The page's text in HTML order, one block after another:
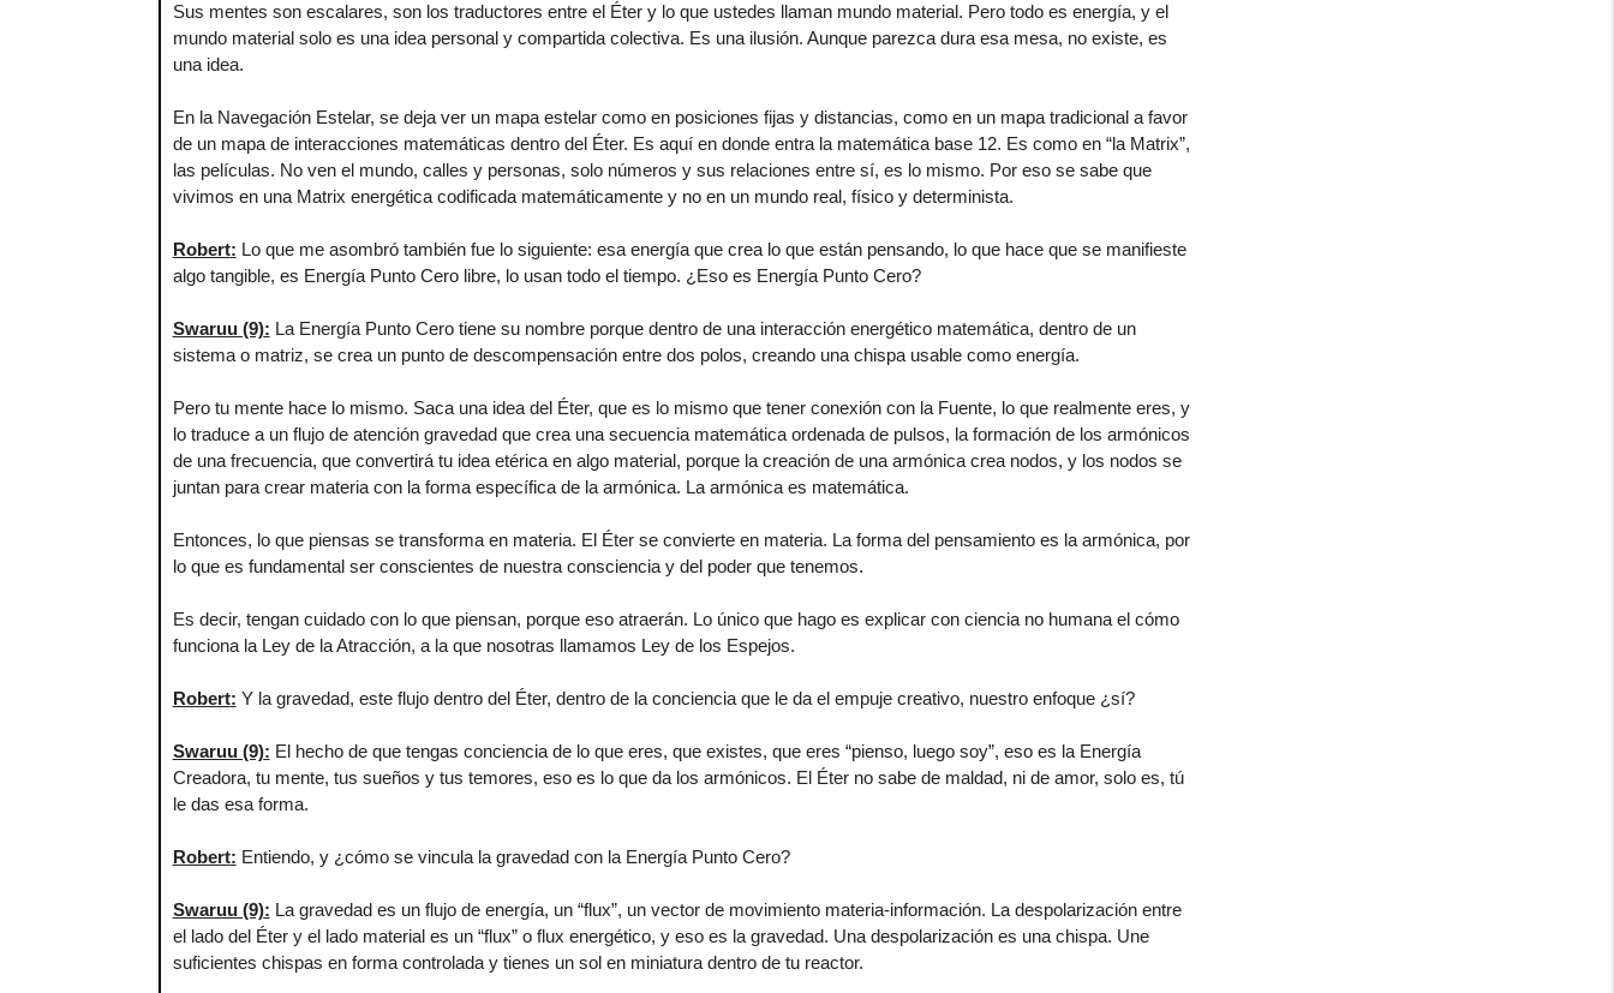
Sus mentes son escalares, son los traductores entre el Éter y lo que ustedes llaman mundo material. Pero todo es energía, y el
mundo material solo es una idea personal y compartida colectiva. Es una ilusión. Aunque parezca dura esa mesa, no existe, es
una idea.
En la Navegación Estelar, se deja ver un mapa estelar como en posiciones fijas y distancias, como en un mapa tradicional a favor
de un mapa de interacciones matemáticas dentro del Éter. Es aquí en donde entra la matemática base 12. Es como en “la Matrix”,
las películas. No ven el mundo, calles y personas, solo números y sus relaciones entre sí, es lo mismo. Por eso se sabe que
vivimos en una Matrix energética codificada matemáticamente y no en un mundo real, físico y determinista.
Robert: Lo que me asombró también fue lo siguiente: esa energía que crea lo que están pensando, lo que hace que se manifieste
algo tangible, es Energía Punto Cero libre, lo usan todo el tiempo. ¿Eso es Energía Punto Cero?
Swaruu (9): La Energía Punto Cero tiene su nombre porque dentro de una interacción energético matemática, dentro de un
sistema o matriz, se crea un punto de descompensación entre dos polos, creando una chispa usable como energía.
Pero tu mente hace lo mismo. Saca una idea del Éter, que es lo mismo que tener conexión con la Fuente, lo que realmente eres, y
lo traduce a un flujo de atención gravedad que crea una secuencia matemática ordenada de pulsos, la formación de los armónicos
de una frecuencia, que convertirá tu idea etérica en algo material, porque la creación de una armónica crea nodos, y los nodos se
juntan para crear materia con la forma específica de la armónica. La armónica es matemática.
Entonces, lo que piensas se transforma en materia. El Éter se convierte en materia. La forma del pensamiento es la armónica, por
lo que es fundamental ser conscientes de nuestra consciencia y del poder que tenemos.
Es decir, tengan cuidado con lo que piensan, porque eso atraerán. Lo único que hago es explicar con ciencia no humana el cómo
funciona la Ley de la Atracción, a la que nosotras llamamos Ley de los Espejos.
Robert: Y la gravedad, este flujo dentro del Éter, dentro de la conciencia que le da el empuje creativo, nuestro enfoque ¿sí?
Swaruu (9): El hecho de que tengas conciencia de lo que eres, que existes, que eres “pienso, luego soy”, eso es la Energía
Creadora, tu mente, tus sueños y tus temores, eso es lo que da los armónicos. El Éter no sabe de maldad, ni de amor, solo es, tú
le das esa forma.
Robert: Entiendo, y ¿cómo se vincula la gravedad con la Energía Punto Cero?
Swaruu (9): La gravedad es un flujo de energía, un “flux”, un vector de movimiento materia-información. La despolarización entre
el lado del Éter y el lado material es un “flux” o flux energético, y eso es la gravedad. Una despolarización es una chispa. Une
suficientes chispas en forma controlada y tienes un sol en miniatura dentro de tu reactor.